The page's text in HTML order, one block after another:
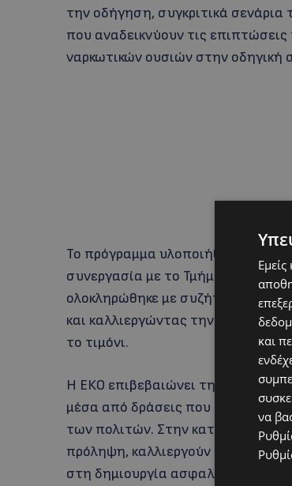
την οδήγηση, συγκριτικά
που αναδεικνύουν τις
ναρκωτικών ουσιών στην οδηγική
Το πρόγραμμα υλοποιήθηκε με
συνεργασία με το Τμήμα Τροχαίας
ολοκληρώθηκε με συζήτηση και
και καλλιεργώντας την
το τιμόνι.
Η ΕΚΟ επιβεβαιώνει τη
μέσα από δράσεις που
των πολιτών. Στην κατεύθυνση
πρόληψη, καλλιεργούν μια
στη δημιουργία ασφαλέστερων
και
να